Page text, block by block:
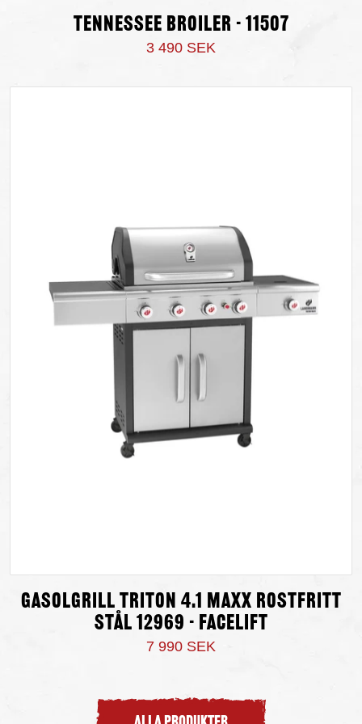
Tennessee Broiler - 11507
3 490 SEK
Gasolgrill Triton 4.1 maxX Rostfritt
Stål 12969 - Facelift
7 990 SEK